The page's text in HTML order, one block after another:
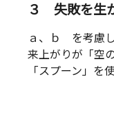
３ 失敗を生
ａ、ｂ を考慮
来上がりが「空
「スプーン」を